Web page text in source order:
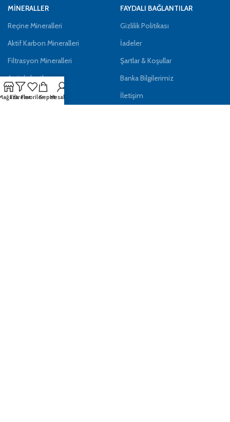
MİNERALLER
Reçine Mineralleri
Aktif Karbon Mineralleri
Filtrasyon Mineralleri
Antiskalantlar
Kimyasallar
FAYDALI BAĞLANTILAR
Gizlilik Politikası
İadeler
Şartlar & Koşullar
Banka Bilgilerimiz
İletişim
FiltrelerFavorilerSepetHesabım